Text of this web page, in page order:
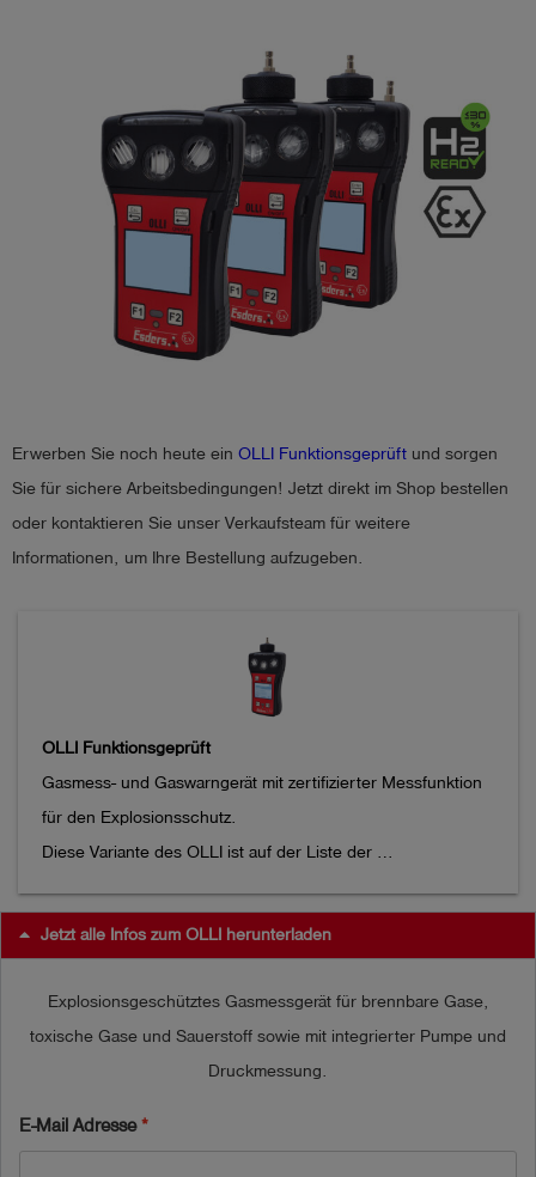
Erwerben Sie noch heute ein OLLI Funktionsgeprüft und sorgen
Sie für sichere Arbeitsbedingungen! Jetzt direkt im Shop bestellen
oder kontaktieren Sie unser Verkaufsteam für weitere
Informationen, um Ihre Bestellung aufzugeben.
OLLI Funktionsgeprüft
Gasmess- und Gaswarngerät mit zertifizierter Messfunktion
für den Explosionsschutz.
Diese Variante des OLLI ist auf der Liste der
Zertifizierung)
Sauerstoff in
Jetzt alle Infos zum OLLI herunterladen
Explosionsgeschütztes Gasmessgerät für brennbare Gase,
toxische Gase und Sauerstoff sowie mit integrierter Pumpe und
Druckmessung.
E-Mail Adresse